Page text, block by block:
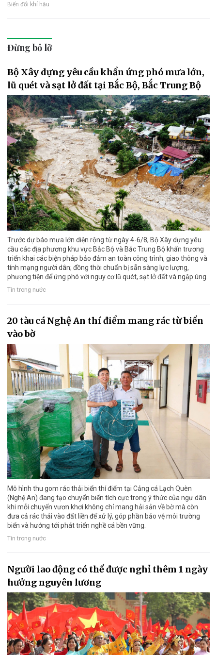
Biến đổi khí hậu
Đừng bỏ lỡ
Bộ Xây dựng yêu cầu khẩn ứng phó mưa lớn,
lũ quét và sạt lở đất tại Bắc Bộ, Bắc Trung Bộ
Trước dự báo mưa lớn diện rộng từ ngày 4-6/8, Bộ Xây dựng yêu
cầu các địa phương khu vực Bắc Bộ và Bắc Trung Bộ khẩn trương
triển khai các biện pháp bảo đảm an toàn công trình, giao thông và
tính mạng người dân; đồng thời chuẩn bị sẵn sàng lực lượng,
phương tiện để ứng phó với nguy cơ lũ quét, sạt lở đất và ngập úng.
Tin trong nước
20 tàu cá Nghệ An thí điểm mang rác từ biển
vào bờ
Mô hình thu gom rác thải biển thí điểm tại Cảng cá Lạch Quèn
(Nghệ An) đang tạo chuyển biến tích cực trong ý thức của ngư dân
khi mỗi chuyến vươn khơi không chỉ mang hải sản về bờ mà còn
đưa cả rác thải vào đất liền để xử lý, góp phần bảo vệ môi trường
biển và hướng tới phát triển nghề cá bền vững.
Tin trong nước
Người lao động có thể được nghỉ thêm 1 ngày
hưởng nguyên lương